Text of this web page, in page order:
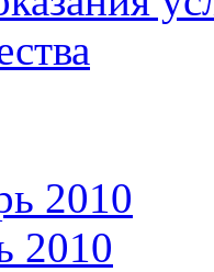
2010
2010